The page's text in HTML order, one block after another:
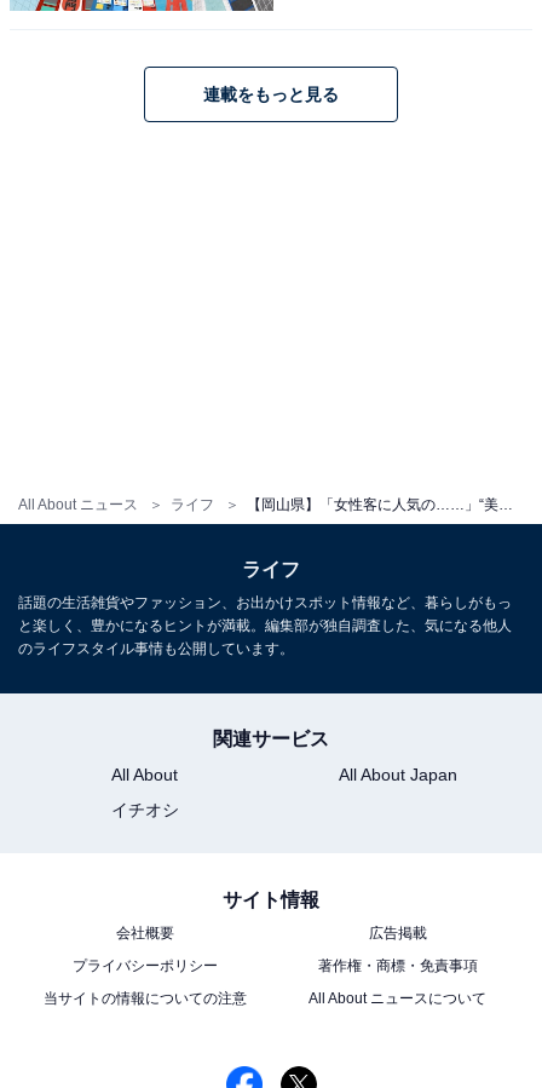
All About ニュース ライフ
ドにフォーカスした記事執筆やSEOライティングの経験を経て、の
ちにAll About ニュースチームのメンバーに加入。現在は旅行・カル
屋巡りとスポーツ観戦が生きがい。
...続きを読む
次ページ
【アクセス】岡山駅から約1時間
45分
連載をもっと見る
ライフ
話題の生活雑貨やファッション、お出かけスポット情報など、暮らしがもっ
と楽しく、豊かになるヒントが満載。編集部が独自調査した、気になる他人
のライフスタイル事情も公開しています。
関連サービス
All About
All About Japan
イチオシ
サイト情報
会社概要
広告掲載
プライバシーポリシー
著作権・商標・免責事項
当サイトの情報についての注意
All About ニュースについて